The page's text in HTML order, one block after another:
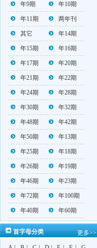
年9期 年10期
年11期 两年刊
其它 年14期
年15期 年16期
年17期 年20期
年21期 年22期
年24期 年28期
年30期 年32期
年48期 年42期
年50期 年13期
年25期 年18期
年26期 年19期
年46期 年23期
年72期 年100期
年40期 年60期
首字母分类 更多>>